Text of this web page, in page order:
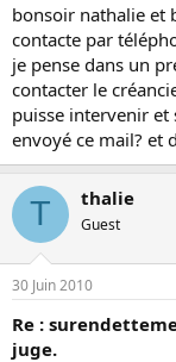
bonsoir nathalie et
contacte par
je pense dans un
contacter le
puisse intervenir et
envoyé ce mail? et
T thalie
Guest
30 Juin 2010
Re :
juge.